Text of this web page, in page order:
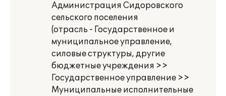
Администрация Сидоровского
сельского поселения
(отрасль - Государственное и
муниципальное управление,
силовые структуры, другие
бюджетные учреждения >>
Государственное управление >>
Муниципальные исполнительные